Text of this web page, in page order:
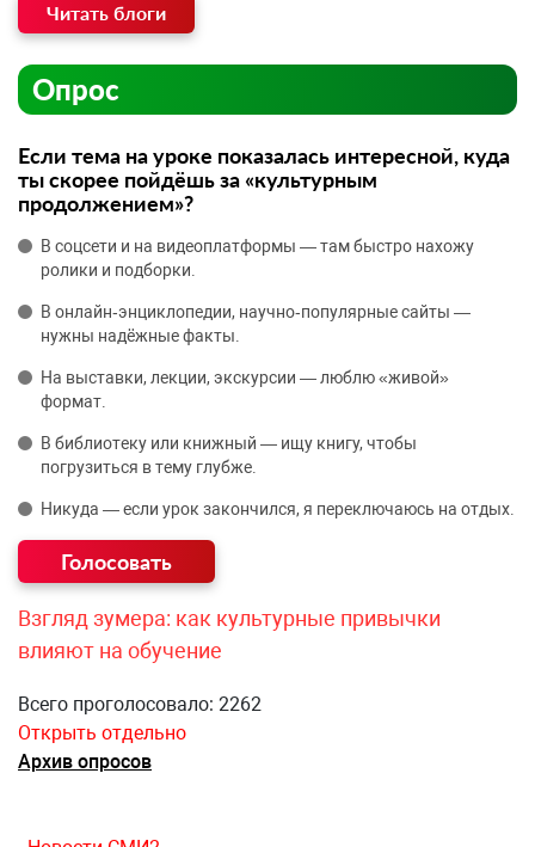
Читать блоги
Опрос
Если тема на уроке показалась интересной, куда
ты скорее пойдёшь за «культурным
продолжением»?
В соцсети и на видеоплатформы — там быстро нахожу
ролики и подборки.
В онлайн‑энциклопедии, научно‑популярные сайты —
нужны надёжные факты.
На выставки, лекции, экскурсии — люблю «живой»
формат.
В библиотеку или книжный — ищу книгу, чтобы
погрузиться в тему глубже.
Никуда — если урок закончился, я переключаюсь на отдых.
Взгляд зумера: как культурные привычки
влияют на обучение
Всего проголосовало: 2262
Открыть отдельно
Архив опросов